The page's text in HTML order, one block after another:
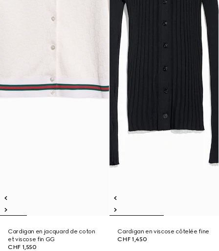
Cardigan en jacquard de coton
et viscose fin GG
CHF 1,550
Cardigan en viscose côtelée fine
CHF 1,450